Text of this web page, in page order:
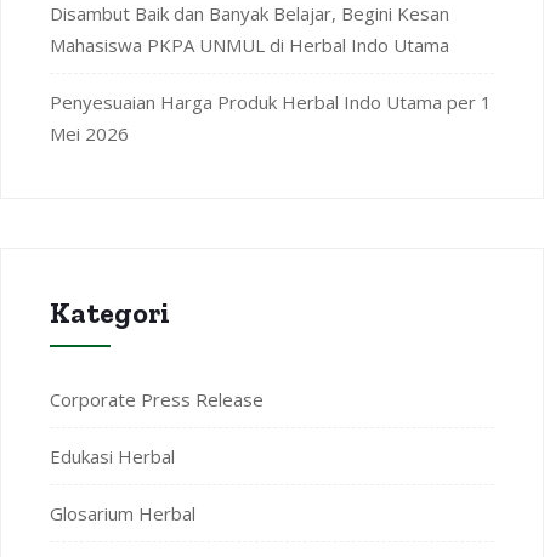
Disambut Baik dan Banyak Belajar, Begini Kesan
Mahasiswa PKPA UNMUL di Herbal Indo Utama
Penyesuaian Harga Produk Herbal Indo Utama per 1
Mei 2026
Kategori
Corporate Press Release
Edukasi Herbal
Glosarium Herbal